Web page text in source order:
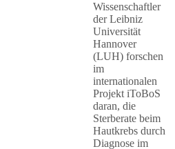
Wissenschaftler
der Leibniz
Universität
Hannover
(LUH) forschen
im
internationalen
Projekt iToBoS
daran, die
Sterberate beim
Hautkrebs durch
Diagnose im